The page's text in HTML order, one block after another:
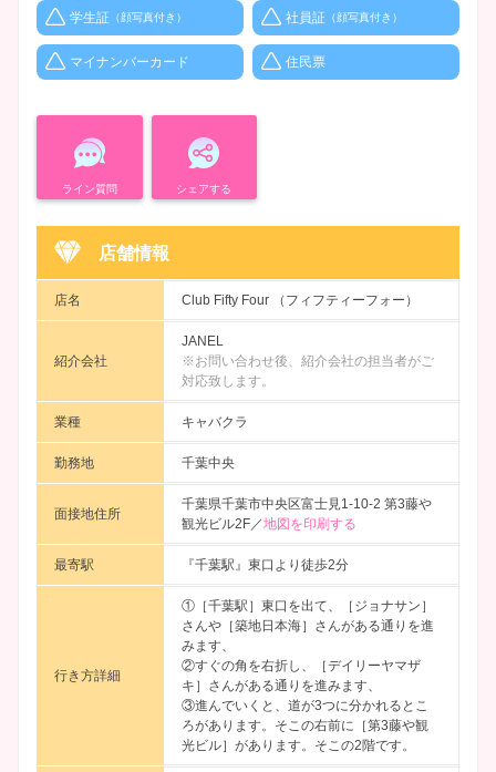
学生証 （顔写真付き） 社員証 （顔写真付き）
マイナンバーカード 住民票
ライン質問 シェアする
店舗情報
店名 Club Fifty Four （フィフティーフォー）
紹介会社
JANEL
※お問い合わせ後、紹介会社の担当者がご
対応致します。
業種 キャバクラ
勤務地 千葉中央
面接地住所
千葉県千葉市中央区富士見1-10-2 第3藤や
観光ビル2F／地図を印刷する
最寄駅 『千葉駅』東口より徒歩2分
行き方詳細
①［千葉駅］東口を出て、［ジョナサン］
さんや［築地日本海］さんがある通りを進
みます、
②すぐの角を右折し、［デイリーヤマザ
キ］さんがある通りを進みます、
③進んでいくと、道が3つに分かれるとこ
ろがあります。そこの右前に［第3藤や観
光ビル］があります。そこの2階です。